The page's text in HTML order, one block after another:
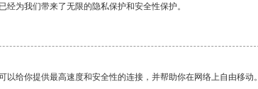
经为我们带来了无限的隐私保护和安全性保护。
以给你提供最高速度和安全性的连接，并帮助你在网络上自由移动。